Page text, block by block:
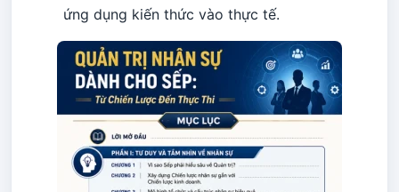
ứng dụng kiến thức vào thực tế.